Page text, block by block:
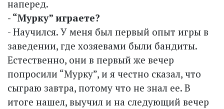
наперед.
- “Мурку” играете?
- Научился. У меня был первый опыт игры в
заведении, где хозяевами были бандиты.
Естественно, они в первый же вечер
попросили “Мурку”, и я честно сказал, что
сыграю завтра, потому что не знал ее. В
итоге нашел, выучил и на следующий вечер